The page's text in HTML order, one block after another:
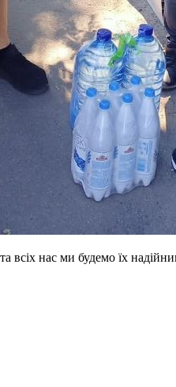
всіх нас ми будемо їх